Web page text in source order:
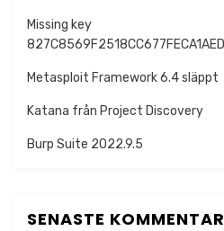
Missing key
Metasploit Framework 6.4 släppt
Katana från Project Discovery
Burp Suite 2022.9.5
SENASTE